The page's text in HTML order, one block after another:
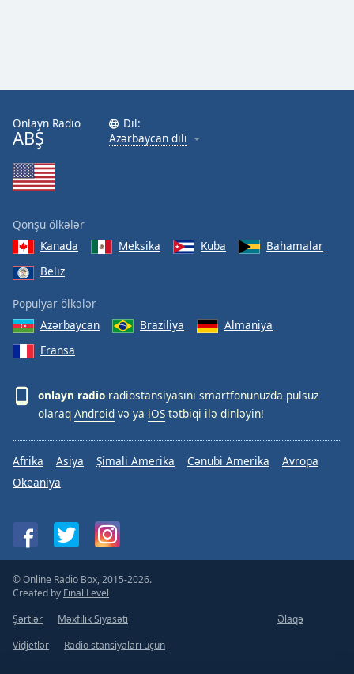
Onlayn Radio
ABŞ
Dil:
Azərbaycan dili
Qonşu ölkələr
Kanada
Meksika Kuba
Bahamalar
Beliz
Populyar ölkələr
Azərbaycan
Braziliya
Almaniya
Fransa
onlayn radio radiostansiyasını smartfonunuzda pulsuz
olaraq Android və ya iOS tətbiqi ilə dinləyin!
Afrika Asiya Şimali Amerika Cənubi Amerika
Avropa
Okeaniya
© Online Radio Box, 2015-2026.
Created by Final Level
Şərtlər
Məxfilik Siyasəti
Əlaqə
Vidjetlər
Radio stansiyaları üçün